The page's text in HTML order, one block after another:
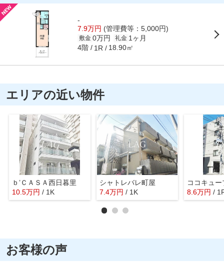
-
7.9万円 (管理費等：5,000円)
敷金 0万円 礼金 1ヶ月
4階 1R 18.90㎡
エリアの近い物件
ｂ’ＣＡＳＡ西日暮里
10.5万円 / 1K
シャトレバレ町屋
7.4万円 / 1K 8.6万円 /
お客様の声